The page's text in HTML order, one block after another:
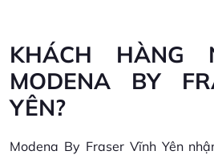
KHÁCH HÀNG
MODENA BY
YÊN?
Modena By Fraser Vĩnh Yên